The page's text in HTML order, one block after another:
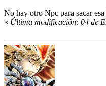
No hay otro Npc para sacar
« Última modificación: 04 de